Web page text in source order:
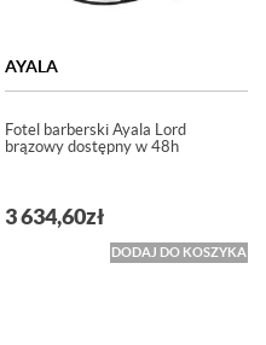
AYALA
Fotel barberski Ayala Lord
brązowy dostępny w 48h
3 634,60zł
DODAJ DO KOSZYKA